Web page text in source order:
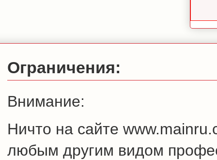
Ограничения:
Внимание:
Ничто на сайте
любым другим видом